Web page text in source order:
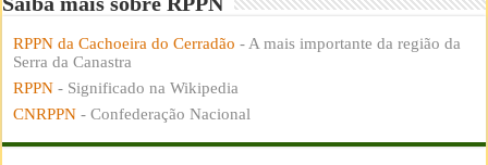
RPPN da Cachoeira do Cerradão - A mais importante da região da
Serra da Canastra
RPPN - Significado na Wikipedia
CNRPPN - Confederação Nacional